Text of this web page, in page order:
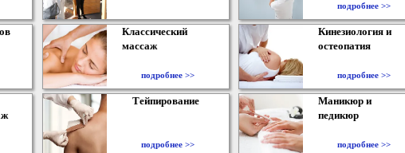
подробнее >>
Классический
массаж
подробнее >>
Кинезиология и
остеопатия
подробнее >>
Тейпирование
подробнее >>
Маникюр и
педикюр
подробнее >>